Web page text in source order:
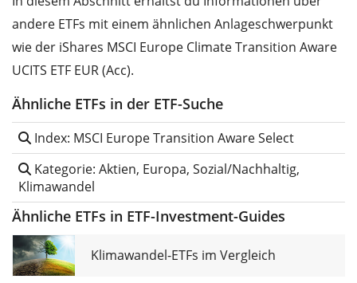
andere ETFs mit einem ähnlichen Anlageschwerpunkt
wie der iShares MSCI Europe Climate Transition Aware
UCITS ETF EUR (Acc).
Ähnliche ETFs in der ETF-Suche
Index: MSCI Europe Transition Aware Select
Kategorie: Aktien, Europa, Sozial/Nachhaltig,
Klimawandel
Ähnliche ETFs in ETF-Investment-Guides
Klimawandel-ETFs im Vergleich